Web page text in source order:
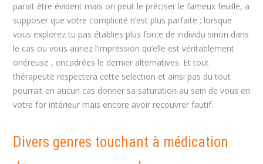
parait être évident mais on peut le préciser le fameux feuille, a
supposer que votre complicité n’est plus parfaite ; lorsque
vous explorez tu pas établies plus force de individu sinon dans
le cas ou vous auriez l’impression qu’elle est véritablement
onéreuse , encadrées le dernier alternatives. Et tout
thérapeute respectera cette selection et ainsi pas du tout
pourrait en aucun cas donner sa saturation au sein de vous en
votre for intérieur mais encore avoir recouvrer fautif.
Divers genres touchant à médication